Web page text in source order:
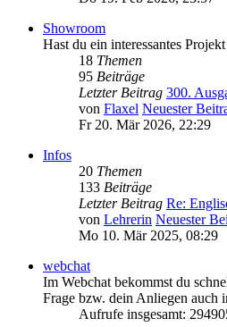
Showroom
Hast du ein interessantes
18 Themen
95 Beiträge
Letzter Beitrag 300.
von Flaxel Neuester
Fr 20. Mär 2026, 22:29
Infos
20 Themen
133 Beiträge
Letzter Beitrag Re:
von Lehrerin Neuester
Mo 10. Mär 2025, 08:29
webchat
Im Webchat bekommst du
Frage bzw. dein Anliegen auch
Aufrufe insgesamt: